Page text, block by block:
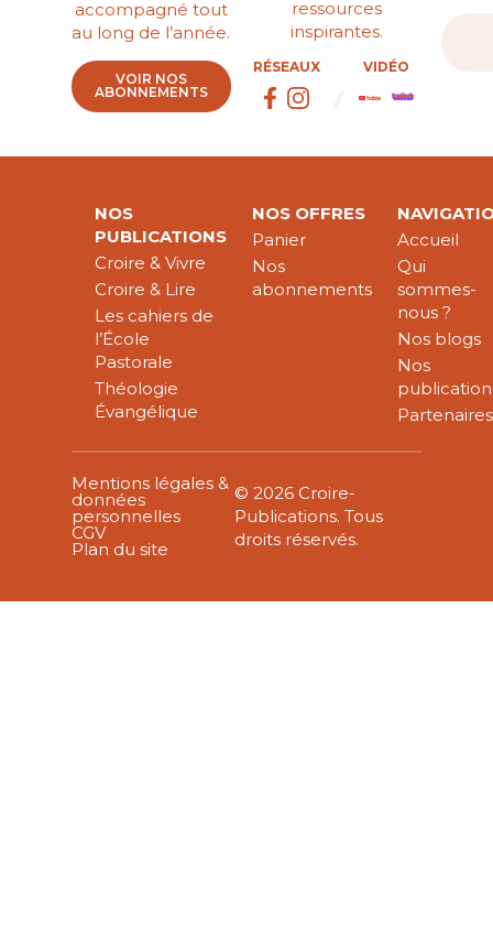
accompagné tout
au long de l’année.
VOIR NOS
ABONNEMENTS
ressources
inspirantes.
RÉSEAUX VIDÉO
NOS
PUBLICATIONS
Croire & Vivre
Croire & Lire
Les cahiers de
l’École
Pastorale
Théologie
Évangélique
NOS OFFRES
Panier
Nos
abonnements
Accueil
Qui
sommes-
nous ?
Nos blogs
Nos
Partenaires
Mentions légales &
données
personnelles
CGV
Plan du site
© 2026 Croire-
Publications. Tous
droits réservés.